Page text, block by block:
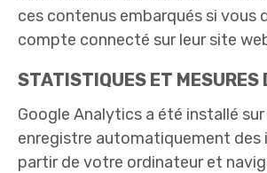
ces contenus embarqués si vous
compte connecté sur leur site
STATISTIQUES ET MESURES
Google Analytics a été installé
enregistre automatiquement des
partir de votre ordinateur et